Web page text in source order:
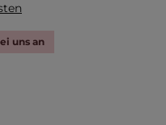
uns an